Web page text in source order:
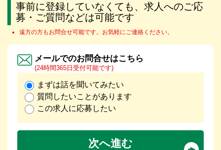
事前に登録していなくても、求人へのご応
募・ご質問などは可能です
遠方の方もお問合せ可能です。お気軽にご連絡ください。
メールでのお問合せはこちら
(24時間365日受付可能です)
まずは話を聞いてみたい
質問したいことがあります
この求人に応募したい
次へ進む